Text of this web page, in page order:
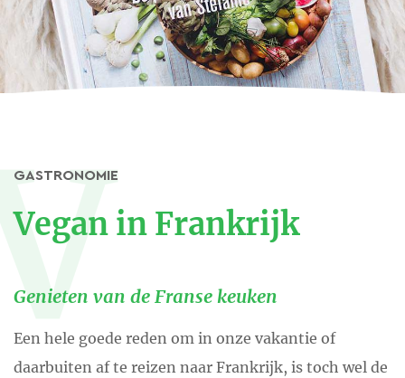
GASTRONOMIE
Vegan in Frankrijk
Genieten van de Franse keuken
Een hele goede reden om in onze vakantie of
daarbuiten af te reizen naar Frankrijk, is toch wel de